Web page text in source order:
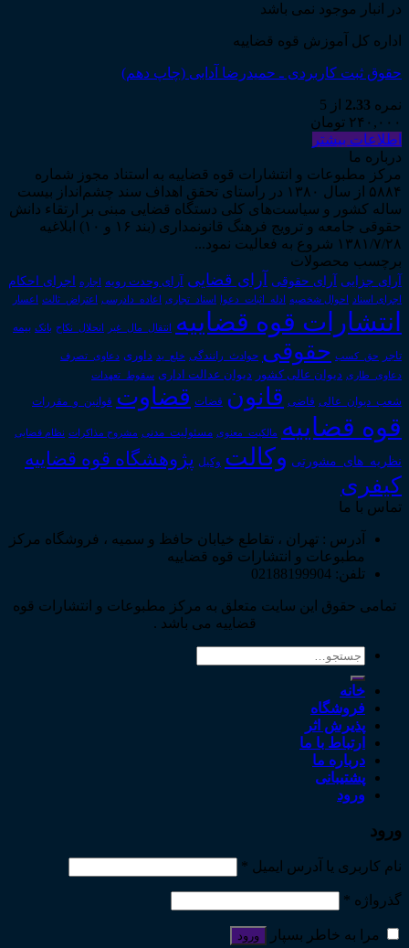
در انبار موجود نمی باشد
اداره کل آموزش قوه قضاییه
حقوق ثبت کاربردی ـ حمیدرضا آدابی (چاپ دهم)
نمره 2.33 از 5
۲۴۰,۰۰۰ تومان
اطلاعات بیشتر
درباره ما
مرکز مطبوعات و انتشارات قوه قضاییه به استناد مجوز شماره
۵۸۸۴ از سال ۱۳۸۰ در راستای تحقق اهداف سند چشم‌انداز بیست
ساله کشور و سیاست‌های کلی دستگاه قضایی مبنی بر ارتقاء دانش
حقوقی جامعه و ترویج فرهنگ قانونمداری (بند ۱۶ و ۱۰) ابلاغیه
۱۳۸۱/۷/۲۸ شروع به فعالیت نمود...
برچسب محصولات
آرای جزایی آرای حقوقی آرای قضایی آرای وحدت رویه اجاره اجرای احکام
اجرای اسناد احوال شخصیه ادله_اثبات_دعوا اسناد_تجاری اعاده_دادرسی اعتراض_ثالث اعسار
انتشارات قوه قضاییه انتقال_مال_غیر انحلال_نکاح بانک بیمه
تاجر حق_کسب حقوقی حوادث_رانندگی خلع_ید داوری دعاوی_تصرف
دعاوی_طاری دیوان عالی کشور دیوان عدالت اداری سقوط_تعهدات
شعب_دیوان_عالی قاضی قانون قضات قضاوت قوانین_و_مقررات
قوه قضاییه مالکیت_معنوی مسئولیت_مدنی مشروح مذاکرات نظام قضایی
نظریه_های_مشورتی وکالت وکیل پژوهشگاه قوه قضاییه
کیفری
تماس با ما
آدرس : تهران ، تقاطع خیابان حافظ و سمیه ، فروشگاه مرکز
مطبوعات و انتشارات قوه قضاییه
تلفن: 02188199904
تمامی حقوق این سایت متعلق به مرکز مطبوعات و انتشارات قوه
قضاییه می باشد .
جستجو
خانه
فروشگاه
پذیرش اثر
ارتباط با ما
درباره ما
پشتیبانی
ورود
ورود
نام کاربری یا آدرس ایمیل *
گذرواژه *
مرا به خاطر بسپار ورود